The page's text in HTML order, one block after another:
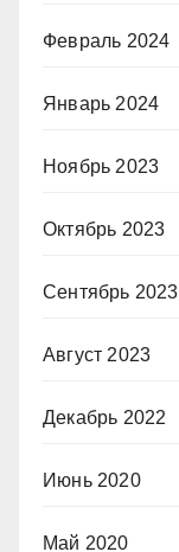
Февраль 2024
Январь 2024
Ноябрь 2023
Октябрь 2023
Сентябрь 2023
Август 2023
Декабрь 2022
Июнь 2020
Май 2020